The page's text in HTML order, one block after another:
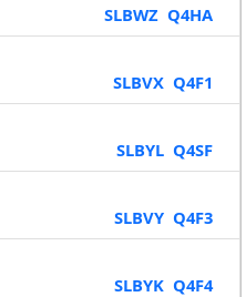
SLBWZ Q4HA
SLBVX Q4F1
SLBYL Q4SF
SLBVY Q4F3
SLBYK Q4F4